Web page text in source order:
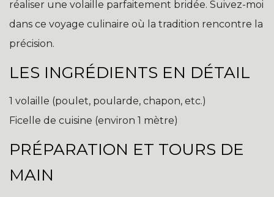
réaliser une volaille parfaitement bridée. Suivez-moi
dans ce voyage culinaire où la tradition rencontre la
précision.
LES INGRÉDIENTS EN DÉTAIL
1 volaille (poulet, poularde, chapon, etc.)
Ficelle de cuisine (environ 1 mètre)
PRÉPARATION ET TOURS DE
MAIN